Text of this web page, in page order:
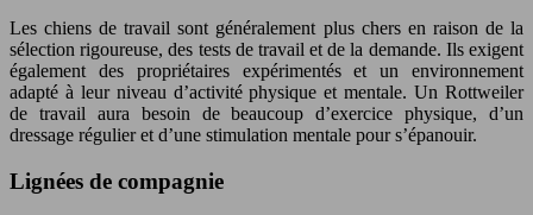
Les chiens de travail sont généralement plus chers en raison de la
sélection rigoureuse, des tests de travail et de la demande. Ils exigent
également des propriétaires expérimentés et un environnement
adapté à leur niveau d’activité physique et mentale. Un Rottweiler
de travail aura besoin de beaucoup d’exercice physique, d’un
dressage régulier et d’une stimulation mentale pour s’épanouir.
Lignées de compagnie